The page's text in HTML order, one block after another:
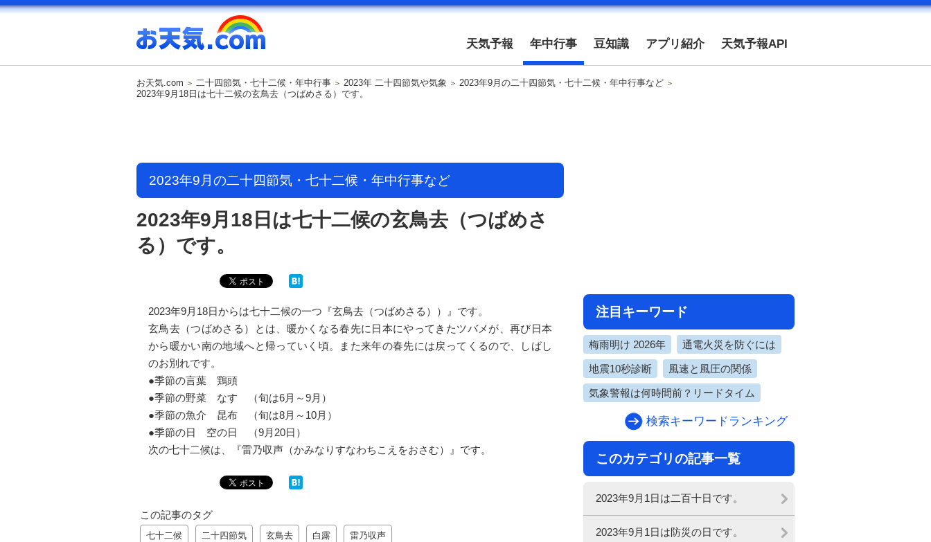
天気予報 年中行事 豆知識 アプリ紹介 天気予報API
お天気.com 二十四節気・七十二候・年中行事 2023年 二十四節気や気象
2023年9月の二十四節気・七十二候・年中行事など
2023年9月18日は七十二候の玄鳥去（つばめさる）です。
2023年9月の二十四節気・七十二候・年中行事など
2023年9月18日は七十二候の玄鳥去（つばめさ
る）です。
2023年9月18日からは七十二候の一つ『玄鳥去（つばめさる））』です。
玄鳥去（つばめさる）とは、暖かくなる春先に日本にやってきたツバメが、再び日本
から暖かい南の地域へと帰っていく頃。また来年の春先には戻ってくるので、しばし
のお別れです。
●季節の言葉 鶏頭
●季節の野菜 なす （旬は6月～9月）
●季節の魚介 昆布 （旬は8月～10月）
●季節の日 空の日 （9月20日）
次の七十二候は、『雷乃収声（かみなりすなわちこえをおさむ）』です。
この記事のタグ
七十二候 二十四節気 玄鳥去 白露 雷乃収声
注目キーワード
梅雨明け 2026年 通電火災を防ぐには
地震10秒診断 風速と風圧の関係
気象警報は何時間前？リードタイム
検索キーワードランキング
このカテゴリの記事一覧
2023年9月1日は二百十日です。
2023年9月1日は防災の日です。